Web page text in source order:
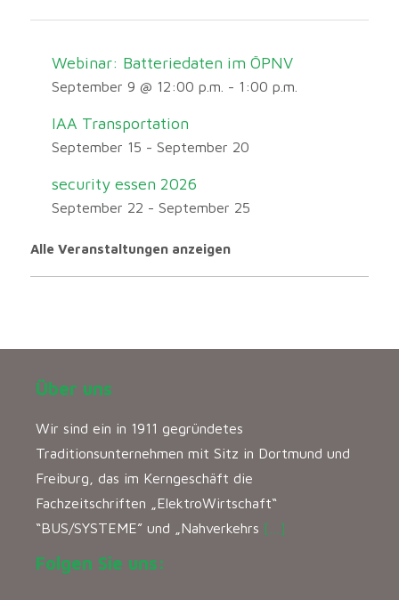
Webinar: Batteriedaten im ÖPNV
September 9 @ 12:00 p.m. - 1:00 p.m.
IAA Transportation
September 15 - September 20
security essen 2026
September 22 - September 25
Alle Veranstaltungen anzeigen
Über uns
Wir sind ein in 1911 gegründetes
Traditionsunternehmen mit Sitz in Dortmund und
Freiburg, das im Kerngeschäft die
Fachzeitschriften „ElektroWirtschaft“
“BUS/SYSTEME” und „Nahverkehrs […]
Folgen Sie uns: